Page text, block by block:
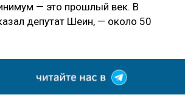
— это прошлый век. В
депутат Шеин, — около 50